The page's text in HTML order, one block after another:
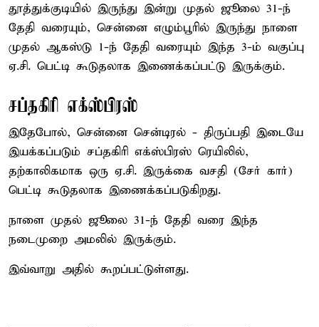
தூத்துக்குடியில் இருந்து இன்று முதல் ஜூலை 31-ந்
தேதி வரையும், சென்னை எழும்பூரில் இருந்து நாளை
முதல் ஆகஸ்டு 1-ந் தேதி வரையும் இந்த 3-ம் வகுப்பு
ஏ.சி. பெட்டி கூடுதலாக இணைக்கப்பட்டு இருக்கும்.
சப்தகிரி எக்ஸ்பிரஸ்
இதேபோல், சென்னை சென்டிரல் - திருப்பதி இடையே
இயக்கப்படும் சப்தகிரி எக்ஸ்பிரஸ் ரெயிலில்,
தற்காலிகமாக ஒரு ஏ.சி. இருக்கை வசதி (சேர் கார்)
பெட்டி கூடுதலாக இணைக்கப்படுகிறது.
நாளை முதல் ஜூலை 31-ந் தேதி வரை இந்த
நடைமுறை அமலில் இருக்கும்.
இவ்வாறு அதில் கூறப்பட்டுள்ளது.